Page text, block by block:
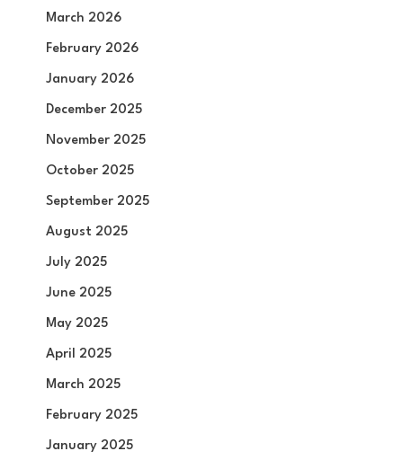
March 2026
February 2026
January 2026
December 2025
November 2025
October 2025
September 2025
August 2025
July 2025
June 2025
May 2025
April 2025
March 2025
February 2025
January 2025